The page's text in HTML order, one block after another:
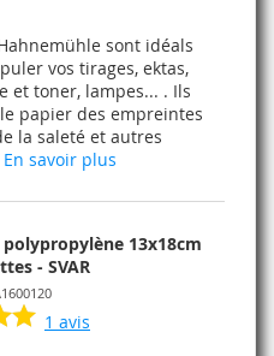
sont idéals
vos tirages, ektas,
et toner, lampes... . Ils
papier des empreintes
la saleté et autres
En savoir plus
13x18cm
- SVAR
1 avis